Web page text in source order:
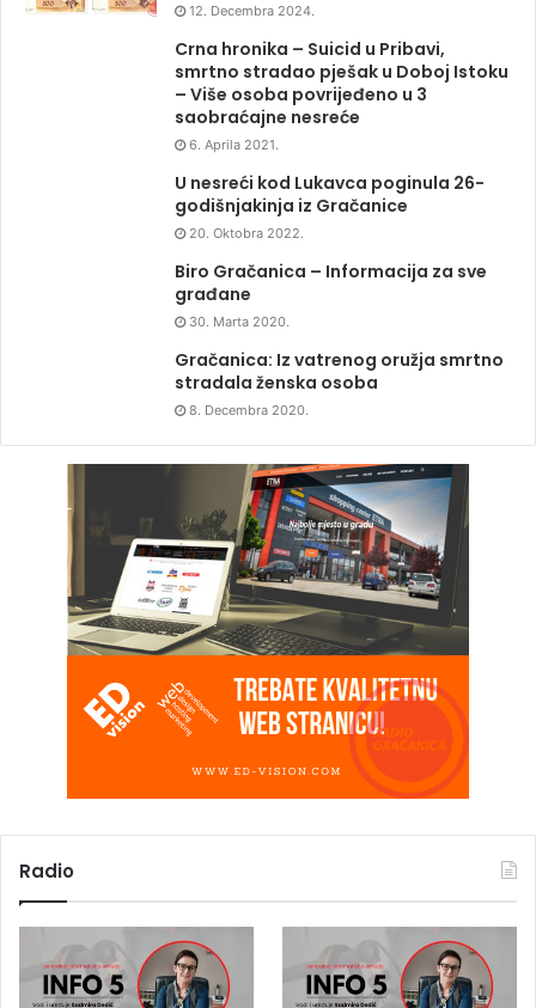
12. Decembra 2024.
Crna hronika – Suicid u Pribavi,
smrtno stradao pješak u Doboj Istoku
– Više osoba povrijeđeno u 3
saobraćajne nesreće
6. Aprila 2021.
U nesreći kod Lukavca poginula 26-
godišnjakinja iz Gračanice
20. Oktobra 2022.
Biro Gračanica – Informacija za sve
građane
30. Marta 2020.
Gračanica: Iz vatrenog oružja smrtno
stradala ženska osoba
8. Decembra 2020.
Radio